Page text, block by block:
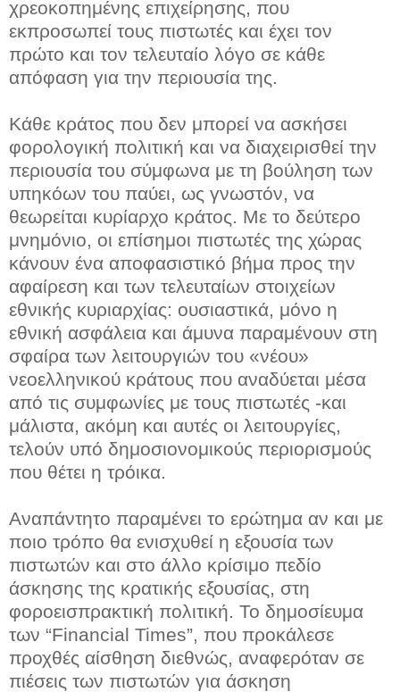
χρεοκοπημένης επιχείρησης, που
εκπροσωπεί τους πιστωτές και έχει τον
πρώτο και τον τελευταίο λόγο σε κάθε
απόφαση για την περιουσία της.
Κάθε κράτος που δεν μπορεί να ασκήσει
φορολογική πολιτική και να διαχειρισθεί την
περιουσία του σύμφωνα με τη βούληση των
υπηκόων του παύει, ως γνωστόν, να
θεωρείται κυρίαρχο κράτος. Με το δεύτερο
μνημόνιο, οι επίσημοι πιστωτές της χώρας
κάνουν ένα αποφασιστικό βήμα προς την
αφαίρεση και των τελευταίων στοιχείων
εθνικής κυριαρχίας: ουσιαστικά, μόνο η
εθνική ασφάλεια και άμυνα παραμένουν στη
σφαίρα των λειτουργιών του «νέου»
νεοελληνικού κράτους που αναδύεται μέσα
από τις συμφωνίες με τους πιστωτές -και
μάλιστα, ακόμη και αυτές οι λειτουργίες,
τελούν υπό δημοσιονομικούς περιορισμούς
που θέτει η τρόικα.
Αναπάντητο παραμένει το ερώτημα αν και με
ποιο τρόπο θα ενισχυθεί η εξουσία των
πιστωτών και στο άλλο κρίσιμο πεδίο
άσκησης της κρατικής εξουσίας, στη
φοροεισπρακτική πολιτική. Το δημοσίευμα
των “Financial Times”, που προκάλεσε
προχθές αίσθηση διεθνώς, αναφερόταν σε
πιέσεις των πιστωτών για άσκηση